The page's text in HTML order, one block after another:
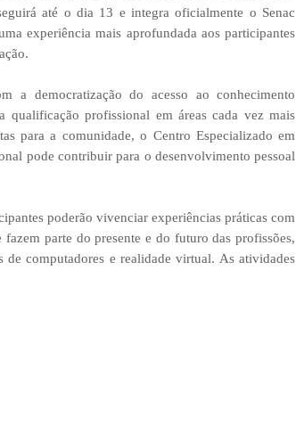
até o dia 13 e integra oficialmente o Senac
experiência mais aprofundada aos participantes
a democratização do acesso ao conhecimento
profissional em áreas cada vez mais
para a comunidade, o Centro Especializado em
pode contribuir para o desenvolvimento pessoal
poderão vivenciar experiências práticas com
parte do presente e do futuro das profissões,
computadores e realidade virtual. As atividades